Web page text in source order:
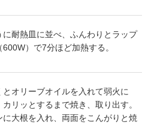
耐熱皿に並べ、ふんわりとラップ
）で7分ほど加熱する。
オリーブオイルを入れて弱火に
リッとするまで焼き、取り出す。
大根を入れ、両面をこんがりと焼